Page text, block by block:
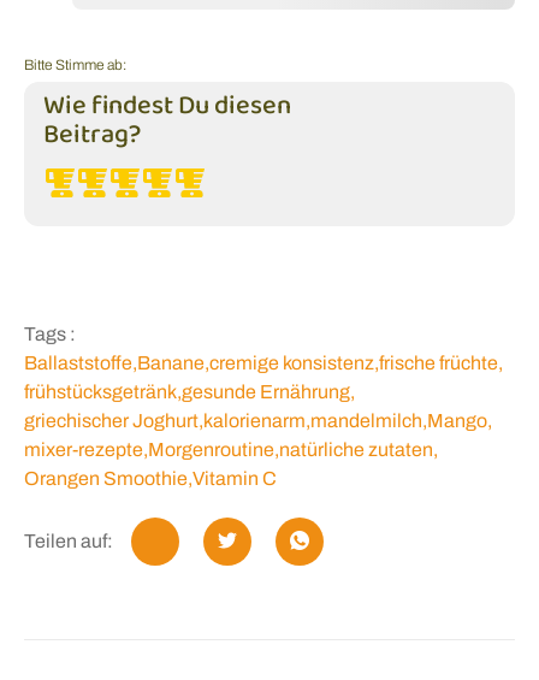
Bitte Stimme ab:
Wie findest Du diesen
Beitrag?
Tags :
Ballaststoffe,Banane,cremige konsistenz,frische früchte,
frühstücksgetränk,gesunde Ernährung,
griechischer Joghurt,kalorienarm,mandelmilch,Mango,
mixer-rezepte,Morgenroutine,natürliche zutaten,
Orangen Smoothie,Vitamin C
Teilen auf: